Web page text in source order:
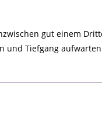
gut einem
Tiefgang